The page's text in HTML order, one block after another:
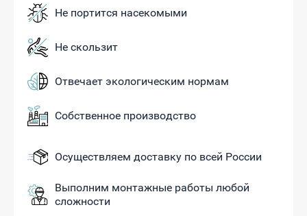
Не портится насекомыми
Не скользит
Отвечает экологическим нормам
Собственное производство
Осуществляем доставку по всей России
Выполним монтажные работы любой
сложности